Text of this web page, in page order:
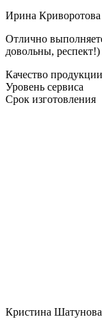
Ирина Криворотова
Отлично
довольны, респект!)
Качество продукции
Уровень сервиса
Срок изготовления
Кристина Шатунова